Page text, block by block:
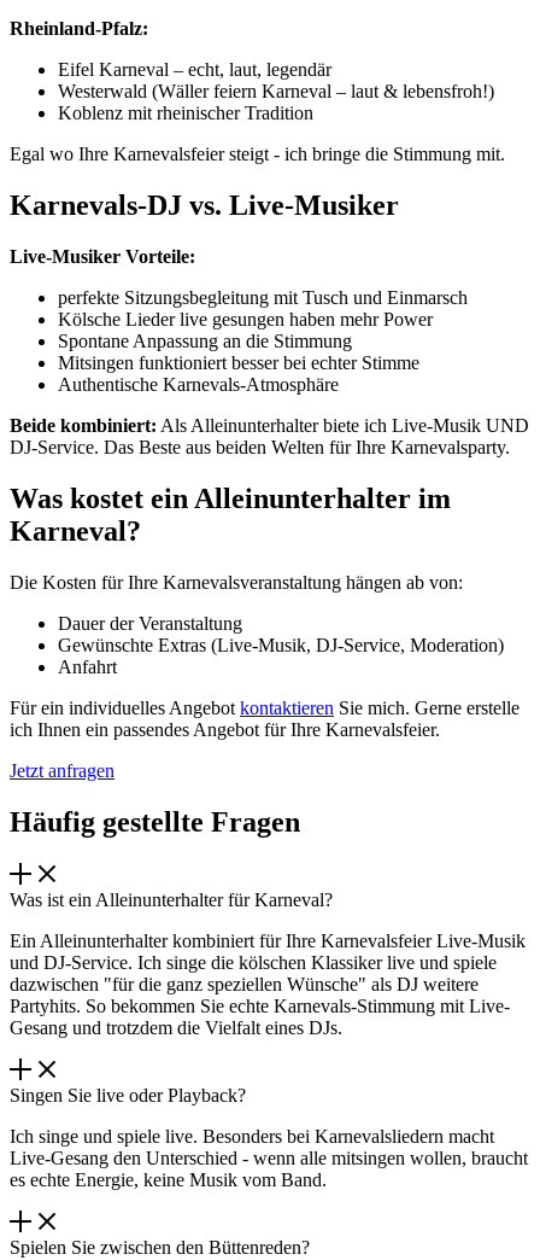
Rheinland-Pfalz:
Eifel Karneval – echt, laut, legendär
Westerwald (Wäller feiern Karneval – laut & lebensfroh!)
Koblenz mit rheinischer Tradition
Egal wo Ihre Karnevalsfeier steigt - ich bringe die Stimmung mit.
Karnevals-DJ vs. Live-Musiker
Live-Musiker Vorteile:
perfekte Sitzungsbegleitung mit Tusch und Einmarsch
Kölsche Lieder live gesungen haben mehr Power
Spontane Anpassung an die Stimmung
Mitsingen funktioniert besser bei echter Stimme
Authentische Karnevals-Atmosphäre
Beide kombiniert: Als Alleinunterhalter biete ich Live-Musik UND
DJ-Service. Das Beste aus beiden Welten für Ihre Karnevalsparty.
Was kostet ein Alleinunterhalter im
Karneval?
Die Kosten für Ihre Karnevalsveranstaltung hängen ab von:
Dauer der Veranstaltung
Gewünschte Extras (Live-Musik, DJ-Service, Moderation)
Anfahrt
Für ein individuelles Angebot kontaktieren Sie mich. Gerne erstelle
ich Ihnen ein passendes Angebot für Ihre Karnevalsfeier.
Jetzt anfragen
Häufig gestellte Fragen
Was ist ein Alleinunterhalter für Karneval?
Ein Alleinunterhalter kombiniert für Ihre Karnevalsfeier Live-Musik
und DJ-Service. Ich singe die kölschen Klassiker live und spiele
dazwischen "für die ganz speziellen Wünsche" als DJ weitere
Partyhits. So bekommen Sie echte Karnevals-Stimmung mit Live-
Gesang und trotzdem die Vielfalt eines DJs.
Singen Sie live oder Playback?
Ich singe und spiele live. Besonders bei Karnevalsliedern macht
Live-Gesang den Unterschied - wenn alle mitsingen wollen, braucht
es echte Energie, keine Musik vom Band.
Spielen Sie zwischen den Büttenreden?